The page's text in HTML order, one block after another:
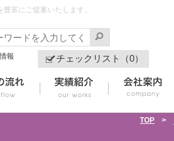
富にご提案いたします。
報 チェックリスト（0）
TOP >